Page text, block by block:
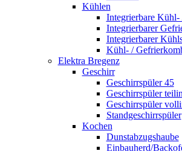
Kühlen
Integrierbare
Integrierbarer
Integrierbarer
Kühl- /
Elektra Bregenz
Geschirr
Geschirrspüler 45
Geschirrspüler
Geschirrspüler
Standgeschirrspüler
Kochen
Dunstabzugshaube
Einbauherd/